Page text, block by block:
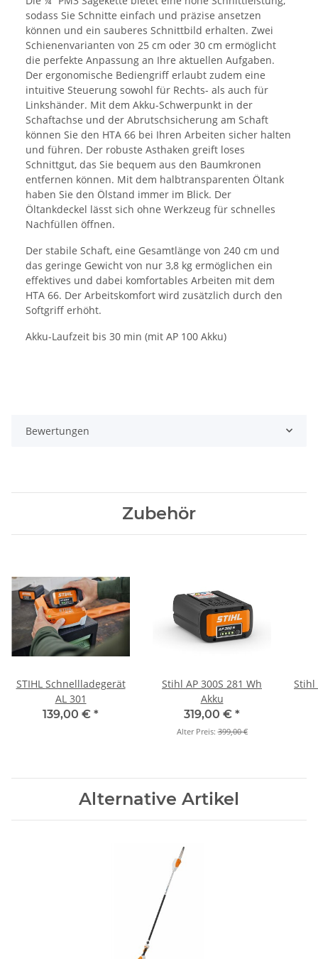
sodass Sie Schnitte einfach und präzise ansetzen
können und ein sauberes Schnittbild erhalten. Zwei
Schienenvarianten von 25 cm oder 30 cm ermöglicht
die perfekte Anpassung an Ihre aktuellen Aufgaben.
Der ergonomische Bediengriff erlaubt zudem eine
intuitive Steuerung sowohl für Rechts- als auch für
Linkshänder. Mit dem Akku-Schwerpunkt in der
Schaftachse und der Abrutschsicherung am Schaft
können Sie den HTA 66 bei Ihren Arbeiten sicher halten
und führen. Der robuste Asthaken greift loses
Schnittgut, das Sie bequem aus den Baumkronen
entfernen können. Mit dem halbtransparenten Öltank
haben Sie den Ölstand immer im Blick. Der
Öltankdeckel lässt sich ohne Werkzeug für schnelles
Nachfüllen öffnen.
Der stabile Schaft, eine Gesamtlänge von 240 cm und
das geringe Gewicht von nur 3,8 kg ermöglichen ein
effektives und dabei komfortables Arbeiten mit dem
HTA 66. Der Arbeitskomfort wird zusätzlich durch den
Softgriff erhöht.
Akku-Laufzeit bis 30 min (mit AP 100 Akku)
Bewertungen
Zubehör
STIHL Schnellladegerät
AL 301
139,00 € *
Stihl AP 300S 281 Wh
Akku
319,00 € *
Alter Preis:399,00 €
Stihl
Alternative Artikel